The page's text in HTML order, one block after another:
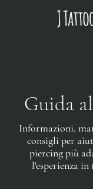
Guida
Informazioni,
consigli per
piercing più
l'esperienza in